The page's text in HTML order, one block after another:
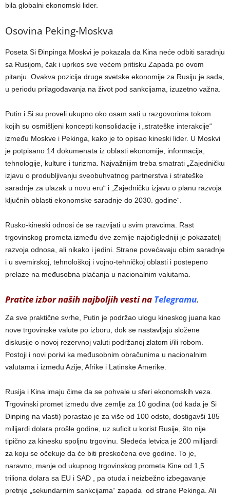
bila globalni ekonomski lider.
Osovina Peking-Moskva
Poseta Si Đinpinga Moskvi je pokazala da Kina neće odbiti saradnju
sa Rusijom, čak i uprkos sve većem pritisku Zapada po ovom
pitanju. Ovakva pozicija druge svetske ekonomije za Rusiju je sada,
u periodu prilagođavanja na život pod sankcijama, izuzetno važna.
Putin i Si su proveli ukupno oko osam sati u razgovorima tokom
kojih su osmišljeni koncepti konsolidacije i „strateške interakcije“
između Moskve i Pekinga, kako je to opisao kineski lider. U Moskvi
je potpisano 14 dokumenata iz oblasti ekonomije, informacija,
tehnologije, kulture i turizma. Najvažnijim treba smatrati „Zajedničku
izjavu o produbljivanju sveobuhvatnog partnerstva i strateške
saradnje za ulazak u novu eru“ i „Zajedničku izjavu o planu razvoja
ključnih oblasti ekonomske saradnje do 2030. godine“.
Rusko-kineski odnosi će se razvijati u svim pravcima. Rast
trgovinskog prometa između dve zemlje najočigledniji je pokazatelj
razvoja odnosa, ali nikako i jedini. Strane povećavaju obim saradnje
i u svemirskoj, tehnološkoj i vojno-tehničkoj oblasti i postepeno
prelaze na međusobna plaćanja u nacionalnim valutama.
Pratite izbor naših najboljih vesti na Telegramu.
Za sve praktične svrhe, Putin je podržao ulogu kineskog juana kao
nove trgovinske valute po izboru, dok se nastavljaju složene
diskusije o novoj rezervnoj valuti podržanoj zlatom i/ili robom.
Postoji i novi porivi ka međusobnim obračunima u nacionalnim
valutama i između Azije, Afrike i Latinske Amerike.
Rusija i Kina imaju čime da se pohvale u sferi ekonomskih veza.
Trgovinski promet između dve zemlje za 10 godina (od kada je Si
Đinping na vlasti) porastao je za više od 100 odsto, dostigavši 185
milijardi dolara prošle godine, uz suficit u korist Rusije, što nije
tipično za kinesku spoljnu trgovinu. Sledeća letvica je 200 milijardi
za koju se očekuje da će biti preskočena ove godine. To je,
naravno, manje od ukupnog trgovinskog prometa Kine od 1,5
triliona dolara sa EU i SAD , pa otuda i neizbežno izbegavanje
pretnje „sekundarnim sankcijama“ zapada od strane Pekinga. Ali